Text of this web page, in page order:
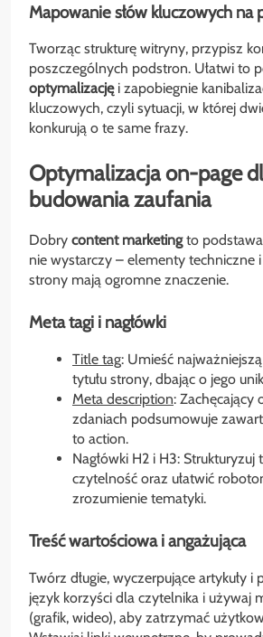
Mapowanie słów kluczowych na
Tworząc strukturę witryny, przypisz
poszczególnych podstron. Ułatwi to
optymalizacjęi zapobiegnie
kluczowych, czyli sytuacji, w której
konkurują o te same frazy.
Optymalizacja on-page
budowania zaufania
Dobry content marketingto
nie wystarczy – elementy techniczne
strony mają ogromne znaczenie.
Meta tagi i nagłówki
Title tag: Umieść
tytułu strony, dbając o jego
Meta description: Zachęcający
zdaniach podsumowuje
to action.
Nagłówki H2 i H3:
czytelność oraz ułatwić
zrozumienie tematyki.
Treść wartościowa i angażująca
Twórz długie, wyczerpujące artykuły i
język korzyści dla czytelnika i używaj
(grafik, wideo), aby zatrzymać